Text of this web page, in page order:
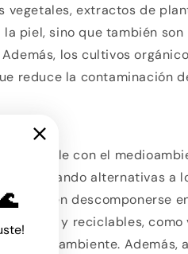
vegetales, extractos de
piel, sino que también
los cultivos
reduce la contaminación
amigable con el
buscando alternativas a
siglos en descomponerse
y reciclables,
medio ambiente. Además,